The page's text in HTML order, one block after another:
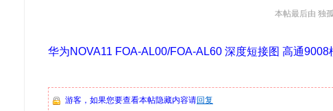
本帖最后由 独
华为NOVA11 FOA-AL00/FOA-AL60 深度短接图 高通
游客，如果您要查看本帖隐藏内容请回复